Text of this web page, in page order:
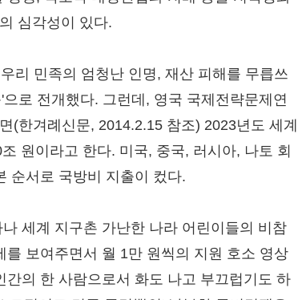
심각성이 있다.
리 민족의 엄청난 인명, 재산 피해를 무릅쓰
로 전개했다. 그런데, 영국 국제전략문제연
(한겨례신문, 2014.2.15 참조) 2023년도 세계
원이라고 한다. 미국, 중국, 러시아, 나토 회
순서로 국방비 지출이 컸다.
세계 지구촌 가난한 나라 어린이들의 비참
를 보여주면서 월 1만 원씩의 지원 호소 영상
간의 한 사람으로서 화도 나고 부끄럽기도 하